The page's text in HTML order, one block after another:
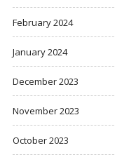
February 2024
January 2024
December 2023
November 2023
October 2023